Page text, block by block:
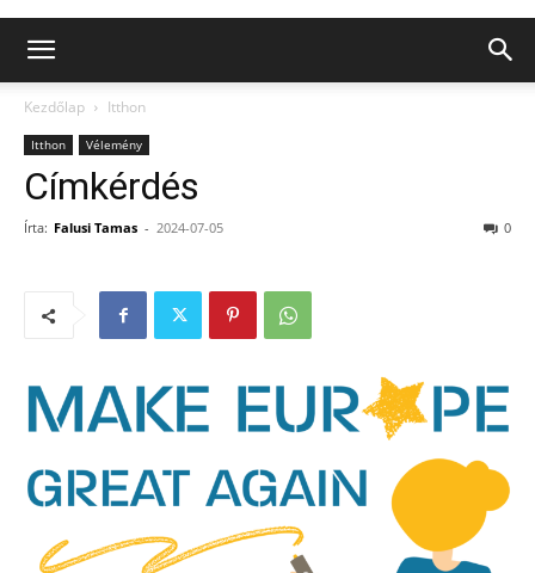
Kezdőlap Itthon
Itthon Vélemény
Címkérdés
Írta: Falusi Tamas - 2024-07-05 0